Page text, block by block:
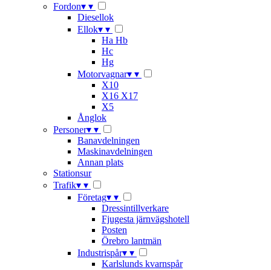
Fordon▾ ▾
Diesellok
Ellok▾ ▾
Ha Hb
Hc
Hg
Motorvagnar▾ ▾
X10
X16 X17
X5
Ånglok
Personer▾ ▾
Banavdelningen
Maskinavdelningen
Annan plats
Stationsur
Trafik▾ ▾
Företag▾ ▾
Dressintillverkare
Fjugesta järnvägshotell
Posten
Örebro lantmän
Industrispår▾ ▾
Karlslunds kvarnspår